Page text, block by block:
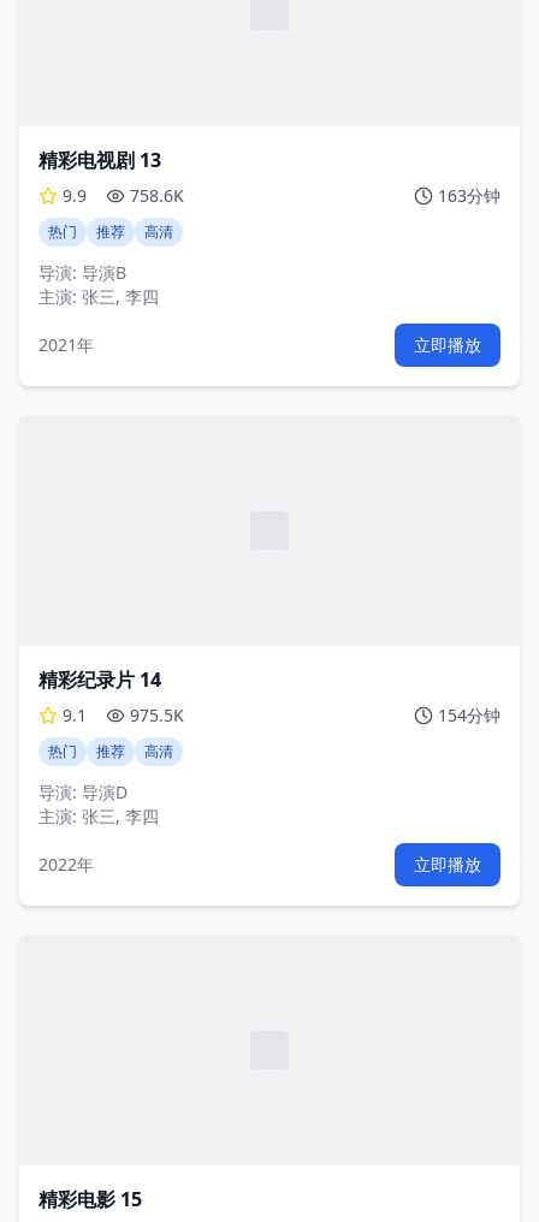
精彩电视剧 13
9.9 758.6K 163分钟
热门 推荐 高清
导演: 导演B
主演: 张三, 李四
2021年 立即播放
精彩纪录片 14
9.1 975.5K 154分钟
热门 推荐 高清
导演: 导演D
主演: 张三, 李四
2022年 立即播放
精彩电影 15